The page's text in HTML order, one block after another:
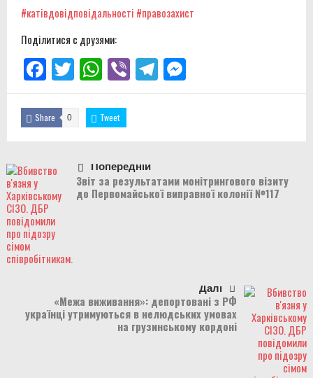
#катівдовідповідальності #правозахист
Поділитися с друзями:
Facebook
TwitterWhatsApp
ViberTelegramMessenger
Share 0 Tweet
Попередній
Звіт за результатами монітрингового візиту
до Первомайської виправної колонії №117
Далі
«Межа виживання»: депортовані з РФ
українці утримуються в нелюдських умовах
на грузинському кордоні